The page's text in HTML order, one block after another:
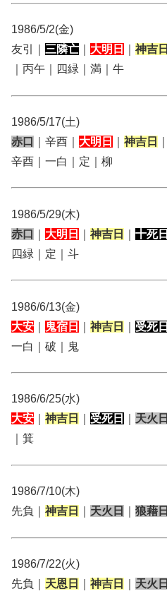
1986/5/2(金)
友引｜ 三隣亡 大明日 神吉日
｜丙午｜四緑｜満｜牛
1986/5/17(土)
赤口
｜辛酉｜ 大明日 神吉日
辛酉｜一白｜定｜柳
1986/5/29(木)
赤口
大明日 神吉日 十死日
四緑｜定｜斗
1986/6/13(金)
大安
鬼宿日 神吉日 受死日
一白｜破｜鬼
1986/6/25(水)
大安
神吉日 受死日 天火日
｜箕
1986/7/10(木)
先負｜ 神吉日 天火日 狼藉日
1986/7/22(火)
先負｜ 天恩日 神吉日 天火日